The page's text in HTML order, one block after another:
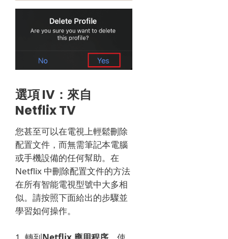
選項 IV：來自
Netflix TV
您甚至可以在電視上輕鬆刪除
配置文件，而無需筆記本電腦
或手機設備的任何幫助。 在
Netflix 中刪除配置文件的方法
在所有智能電視型號中大多相
似。 請按照下面給出的步驟並
學習如何操作。